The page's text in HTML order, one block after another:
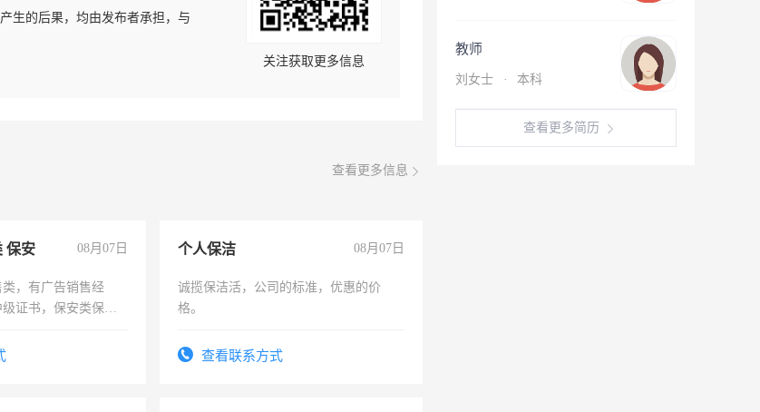
生的后果，均由发布者承担，与
关注获取更多信息
查看更多信息
保安 08月07日
，有广告销售经
证书，保安类保安
几年工作经验
个人保洁 08月07日
诚揽保洁活，公司的标准，优惠的价
格。
查看联系方式
教师
刘女士 · 本科
查看更多简历